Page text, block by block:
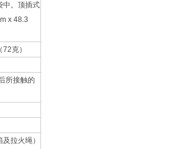
中。顶插式
x 48.3
克）
所接触的
拉火绳）